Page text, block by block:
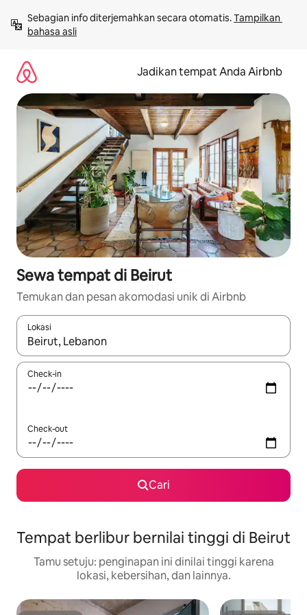
langsung
lihat
Sebagian info diterjemahkan secara otomatis. Tampilkan
bahasa asli
Jadikan tempat Anda Airbnb
Sewa tempat di Beirut
Temukan dan pesan akomodasi unik di Airbnb
Lokasi
Jika hasil yang dicari tersedia, telusuri dengan tombol panah
Check-in
Check-out
Cari
Tempat berlibur bernilai tinggi di Beirut
Tamu setuju: penginapan ini dinilai tinggi karena
lokasi, kebersihan, dan lainnya.